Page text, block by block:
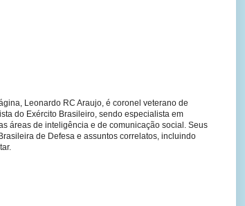
Leonardo RC Araujo, é coronel veterano de
do Exército Brasileiro, sendo especialista em
áreas de inteligência e de comunicação social. Seus
de Defesa e assuntos correlatos, incluindo